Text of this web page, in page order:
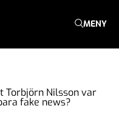
MENY
Torbjörn Nilsson var
fake news?